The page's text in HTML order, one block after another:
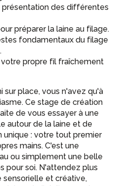
présentation des différentes
préparer la laine au filage.
fondamentaux du filage
propre fil fraîchement
sur place, vous n'avez qu'à
Ce stage de création
de vous essayer à une
autour de la laine et de
unique : votre tout premier
mains. C'est une
ou simplement une belle
pour soi. N'attendez plus
et créative,